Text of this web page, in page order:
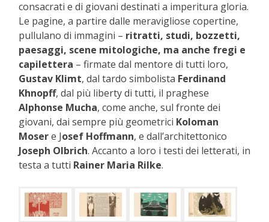
consacrati e di giovani destinati a imperitura gloria.
Le pagine, a partire dalle meravigliose copertine,
pullulano di immagini – ritratti, studi, bozzetti,
paesaggi, scene mitologiche, ma anche fregi e
capilettera – firmate dal mentore di tutti loro,
Gustav Klimt, dal tardo simbolista Ferdinand
Khnopff, dal più liberty di tutti, il praghese
Alphonse Mucha, come anche, sul fronte dei
giovani, dai sempre più geometrici Koloman
Mosere Josef Hoffmann, e dall’architettonico
Joseph Olbrich. Accanto a loro i testi dei letterati, in
testa a tutti Rainer Maria Rilke.